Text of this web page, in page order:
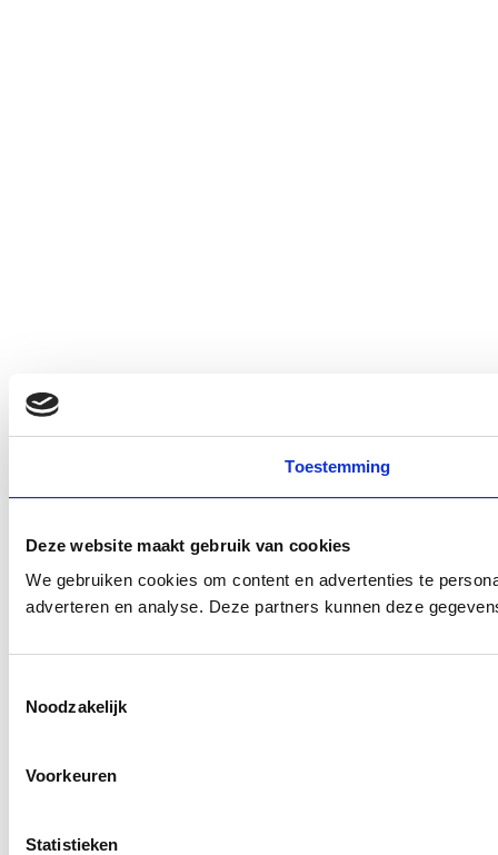
Toestemming
Deze website maakt gebruik van cookies
We gebruiken cookies om content en advertenties te
adverteren en analyse. Deze partners kunnen deze
Noodzakelijk
Voorkeuren
Statistieken